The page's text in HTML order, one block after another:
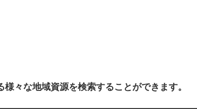
々な地域資源を検索することができます。